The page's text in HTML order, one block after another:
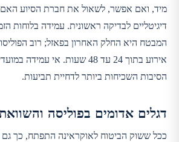
מיד, ואם אפשר, לשאול את חברת הסיוע
דיגיטליים לבדיקה ראשונית. עמידה בלוחות
המבטח היא החלק האחרון בפאזל; רוב
אירוע בתוך 24 עד 48 שעות. אי
הסיבות השכיחות ביותר לדחיית תביעות.
דגלים אדומים בפוליסה
ככל ששוק הביטוח לאוקראינה התפתח, כך גם